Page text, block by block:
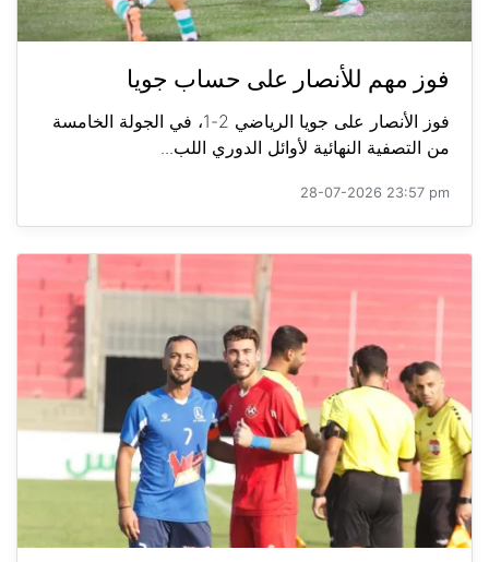
فوز مهم للأنصار على حساب جويا
فوز الأنصار على جويا الرياضي 2-1، في الجولة الخامسة
من التصفية النهائية لأوائل الدوري اللب...
28-07-2026 23:57 pm